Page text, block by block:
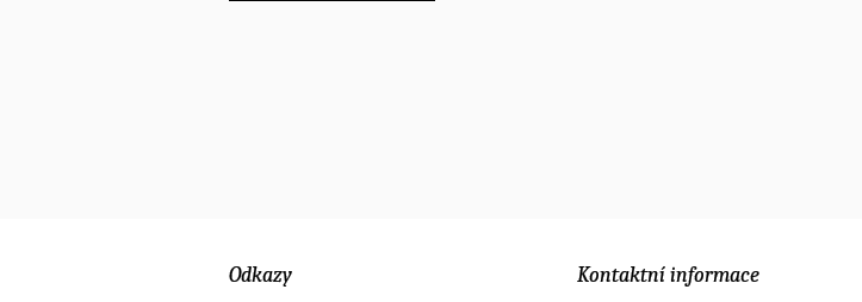
Odkazy Kontaktní informace